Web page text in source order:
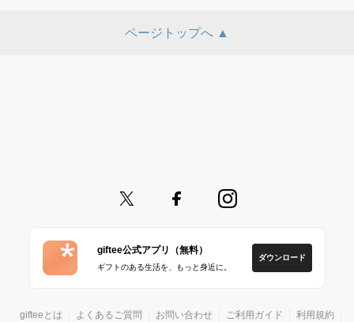
ページトップへ ▲
giftee公式アプリ（無料）
ギフトのある生活を、もっと身近に。
ダウンロード
gifteeとは よくあるご質問 お問い合わせ ご利用ガイド 利用規約